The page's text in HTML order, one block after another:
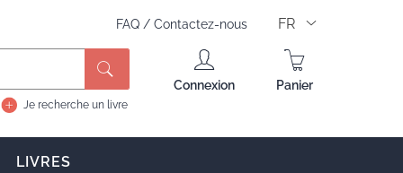
FAQ / Contactez-nous FR
Je recherche un livre
Connexion Panier
LIVRES